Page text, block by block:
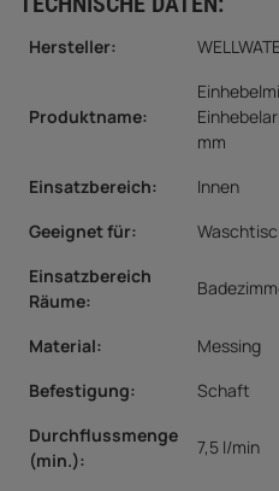
Hersteller:
Produktname:
mm
Einsatzbereich:
Innen
Geeignet für:
Einsatzbereich
Räume:
Material:
Messing
Befestigung:
Schaft
Durchflussmenge
(min.):
7,5 l/min